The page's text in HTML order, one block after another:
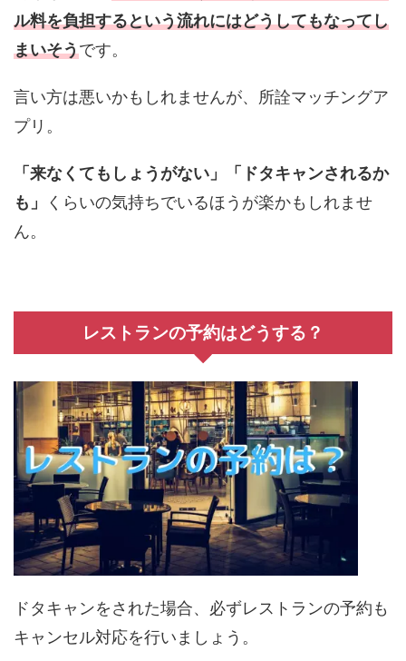
ル料を負担するという流れにはどうしてもなってし
まいそうです。
言い方は悪いかもしれませんが、所詮マッチングア
プリ。
「来なくてもしょうがない」「ドタキャンされるか
も」
くらいの気持ちでいるほうが楽かもしれませ
ん。
レストランの予約はどうする？
ドタキャンをされた場合、必ずレストランの予約も
キャンセル対応を行いましょう。